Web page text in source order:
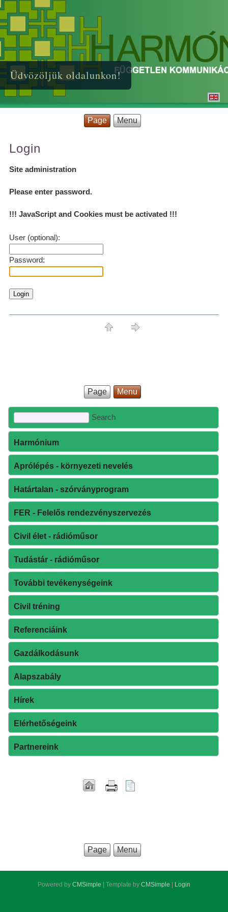
Üdvözöljük oldalunkon!
Page Menu
Login
Site administration
Please enter password.
!!! JavaScript and Cookies must be activated !!!
User (optional):
Password:
Page Menu
Harmónium
Aprólépés - környezeti nevelés
Határtalan - szórványprogram
FER - Felelős rendezvényszervezés
Civil élet - rádióműsor
Tudástár - rádióműsor
További tevékenységeink
Civil tréning
Referenciáink
Gazdálkodásunk
Alapszabály
Hírek
Elérhetőségeink
Partnereink
Page Menu
Powered by CMSimple | Template by CMSimple Login